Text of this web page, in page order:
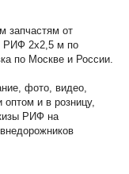
запчастям от
РИФ 2х2,5 м по
по Москве и России.
фото, видео,
оптом и в розницу,
РИФ на